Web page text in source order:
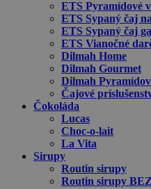
ETS Pyramídové
ETS Sypaný čaj
ETS Sypaný čaj
ETS Vianočné
Dilmah Home
Dilmah Gourmet
Dilmah
Čajové
Čokoláda
Lucas
Choc-o-lait
La Vita
Sirupy
Routin sirupy
Routin sirupy